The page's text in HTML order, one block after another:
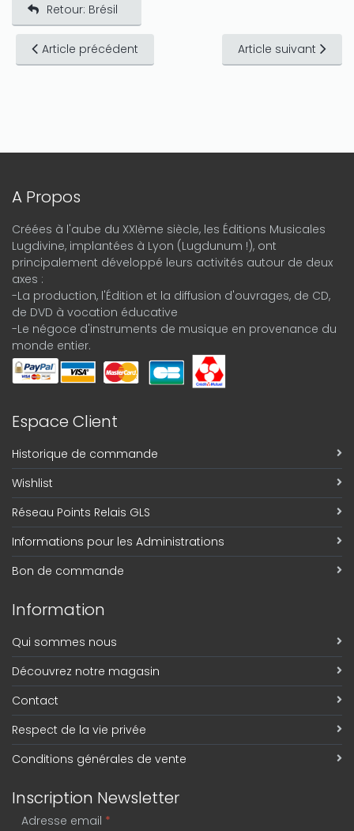
Retour: Brésil
Article précédent Article suivant
A Propos
Créées à l'aube du XXIème siècle, les Éditions Musicales
Lugdivine, implantées à Lyon (Lugdunum !), ont
principalement développé leurs activités autour de deux
axes :
-La production, l'Édition et la diffusion d'ouvrages, de CD,
de DVD à vocation éducative
-Le négoce d'instruments de musique en provenance du
monde entier.
Espace Client
Historique de commande
Wishlist
Réseau Points Relais GLS
Informations pour les Administrations
Bon de commande
Information
Qui sommes nous
Découvrez notre magasin
Contact
Respect de la vie privée
Conditions générales de vente
Inscription Newsletter
Adresse email *